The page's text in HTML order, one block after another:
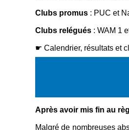
Clubs promus : PUC et
Clubs relégués : WAM 1
☛ Calendrier, résultats et
Après avoir mis fin au
Malgré de nombreuses